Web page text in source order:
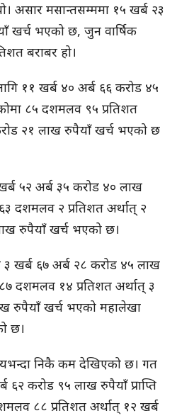
असार मसान्तसम्ममा १५ खर्ब २३
खर्च भएको छ, जुन वार्षिक
बराबर हो।
११ खर्ब ४० अर्ब ६६ करोड ४५
८५ दशमलव ९५ प्रतिशत
२१ लाख रुपैयाँ खर्च भएको छ
५२ अर्ब ३५ करोड ४० लाख
दशमलव २ प्रतिशत अर्थात् २
रुपैयाँ खर्च भएको छ।
३ खर्ब ६७ अर्ब २८ करोड ४५ लाख
दशमलव १४ प्रतिशत अर्थात् ३
रुपैयाँ खर्च भएको महालेखा
छ।
निकै कम देखिएको छ। गत
करोड ९५ लाख रुपैयाँ प्राप्ति
८८ प्रतिशत अर्थात् १२ खर्ब